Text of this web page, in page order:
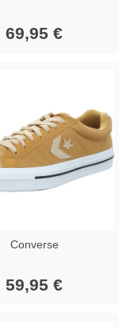
69,95 €
Converse
59,95 €